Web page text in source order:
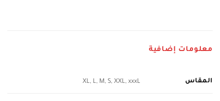
معلومات إضافية
المقاس XL, L, M, S, XXL, xxxL